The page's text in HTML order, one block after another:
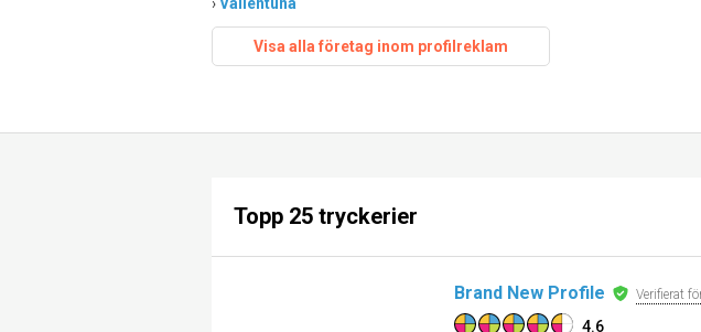
Visa alla företag inom profilreklam
Topp 25 tryckerier
Brand New Profile Verifierat
4.6